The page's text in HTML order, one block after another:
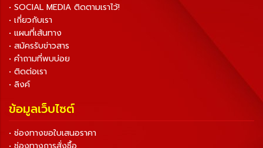
• SOCIAL MEDIA ติดตามเราไว้!
• เกี่ยวกับเรา
• แผนที่เส้นทาง
• สมัครรับข่าวสาร
• คำถามที่พบบ่อย
• ติดต่อเรา
• ลิงค์
ข้อมูลเว็บไซต์
• ช่องทางขอใบเสนอราคา